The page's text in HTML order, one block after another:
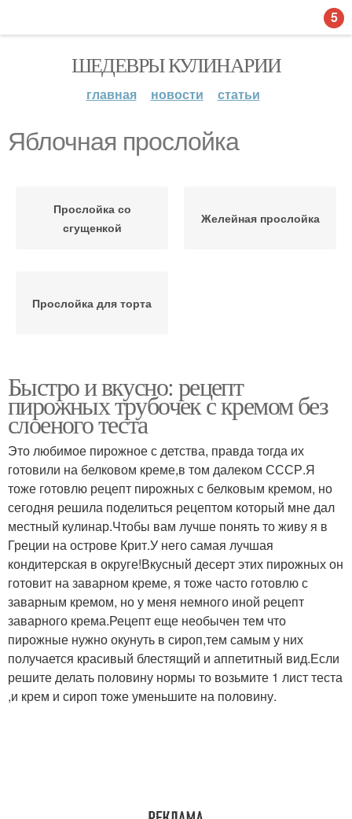
ШЕДЕВРЫ КУЛИНАРИИ
главная новости статьи
Яблочная прослойка
Прослойка со
сгущенкой
Желейная прослойка
Прослойка для торта
Быстро и вкусно: рецепт
пирожных трубочек с кремом без
слоеного теста
Это любимое пирожное с детства, правда тогда их
готовили на белковом креме,в том далеком СССР.Я
тоже готовлю рецепт пирожных с белковым кремом, но
сегодня решила поделиться рецептом который мне дал
местный кулинар.Чтобы вам лучше понять то живу я в
Греции на острове Крит.У него самая лучшая
кондитерская в округе!Вкусный десерт этих пирожных он
готовит на заварном креме, я тоже часто готовлю с
заварным кремом, но у меня немного иной рецепт
заварного крема.Рецепт еще необычен тем что
пирожные нужно окунуть в сироп,тем самым у них
получается красивый блестящий и аппетитный вид.Если
решите делать половину нормы то возьмите 1 лист теста
,и крем и сироп тоже уменьшите на половину.
5